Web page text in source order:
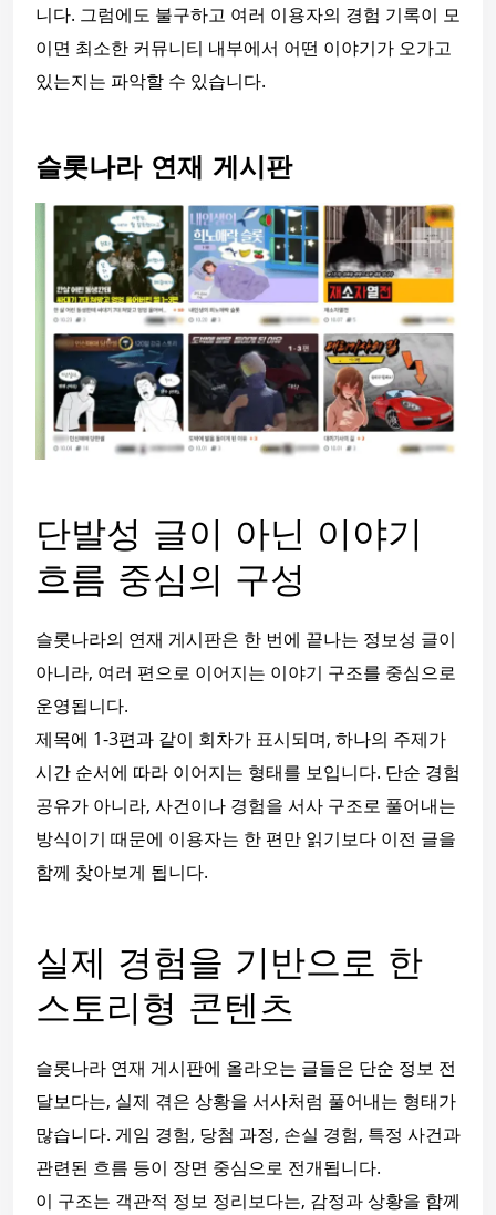
니다. 그럼에도 불구하고 여러 이용자의 경험 기록이 모
이면 최소한 커뮤니티 내부에서 어떤 이야기가 오가고
있는지는 파악할 수 있습니다.
슬롯나라 연재 게시판
단발성 글이 아닌 이야기
흐름 중심의 구성
슬롯나라의 연재 게시판은 한 번에 끝나는 정보성 글이
아니라, 여러 편으로 이어지는 이야기 구조를 중심으로
운영됩니다.
제목에 1-3편과 같이 회차가 표시되며, 하나의 주제가
시간 순서에 따라 이어지는 형태를 보입니다. 단순 경험
공유가 아니라, 사건이나 경험을 서사 구조로 풀어내는
방식이기 때문에 이용자는 한 편만 읽기보다 이전 글을
함께 찾아보게 됩니다.
실제 경험을 기반으로 한
스토리형 콘텐츠
슬롯나라 연재 게시판에 올라오는 글들은 단순 정보 전
달보다는, 실제 겪은 상황을 서사처럼 풀어내는 형태가
많습니다. 게임 경험, 당첨 과정, 손실 경험, 특정 사건과
관련된 흐름 등이 장면 중심으로 전개됩니다.
이 구조는 객관적 정보 정리보다는, 감정과 상황을 함께